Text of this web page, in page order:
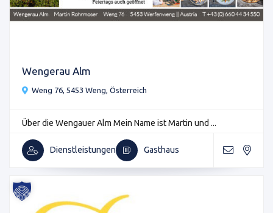
Wengerau Alm
Weng 76, 5453 Weng, Österreich
Über die Wengauer Alm Mein Name ist Martin und ...
Dienstleistungen Gasthaus